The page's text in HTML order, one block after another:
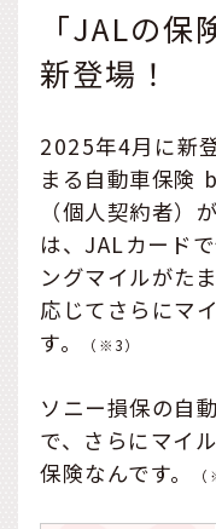
「JALの
新登場！
2025年4月に新
まる自動車保険
（個人契約者）
は、JALカード
ングマイルがた
応じてさらにマ
す。
（※3）
ソニー損保の自
で、さらにマイ
保険なんです。